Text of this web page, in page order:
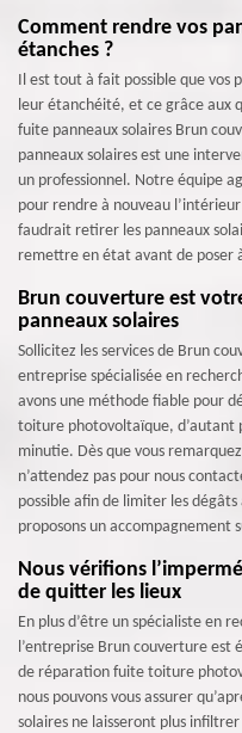
Comment rendre vos
étanches ?
Il est tout à fait possible que
leur étanchéité, et ce grâce aux
fuite panneaux solaires Brun
panneaux solaires est une
un professionnel. Notre équipe
pour rendre à nouveau
faudrait retirer les panneaux
remettre en état avant de poser
Brun couverture est
panneaux solaires
Sollicitez les services de Brun
entreprise spécialisée en
avons une méthode fiable pour
toiture photovoltaïque, d’autant
minutie. Dès que vous
n’attendez pas pour nous
possible afin de limiter les
proposons un accompagnement
Nous vérifions
de quitter les lieux
En plus d’être un spécialiste en
l’entreprise Brun couverture
de réparation fuite toiture
nous pouvons vous assurer
solaires ne laisseront plus